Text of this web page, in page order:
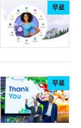
무료
무료